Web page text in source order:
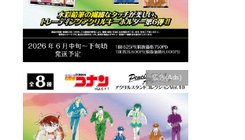
広告(Ads)